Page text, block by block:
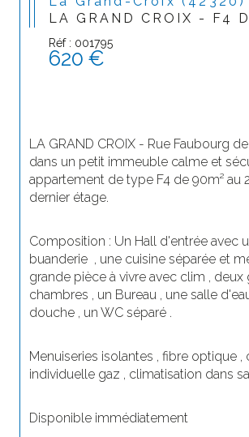
LA GRAND CROIX - F4
Réf : 001795
620 €
LA GRAND CROIX - Rue Faubourg
dans un petit immeuble calme et
appartement de type F4 de 90m² au
dernier étage.
Composition : Un Hall d'entrée avec
buanderie  , une cuisine séparée et
grande pièce à vivre avec clim , deux
chambres , un Bureau , une salle
douche , un WC séparé .
Menuiseries isolantes , fibre optique ,
individuelle gaz , climatisation dans
Disponible immédiatement